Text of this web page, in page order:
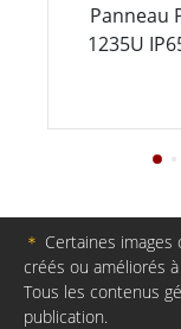
Panneau
1235U
＊ Certaines
créés ou améliorés
Tous les contenus
publication.